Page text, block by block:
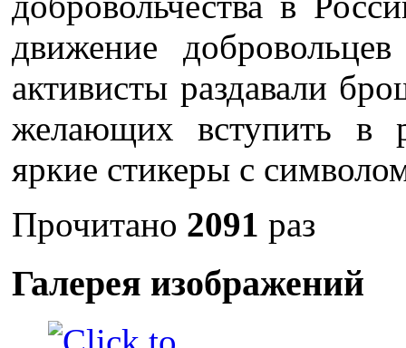
движение
активисты раздавали
желающих вступить в
яркие стикеры с
Прочитано 2091 раз
Галерея изображений